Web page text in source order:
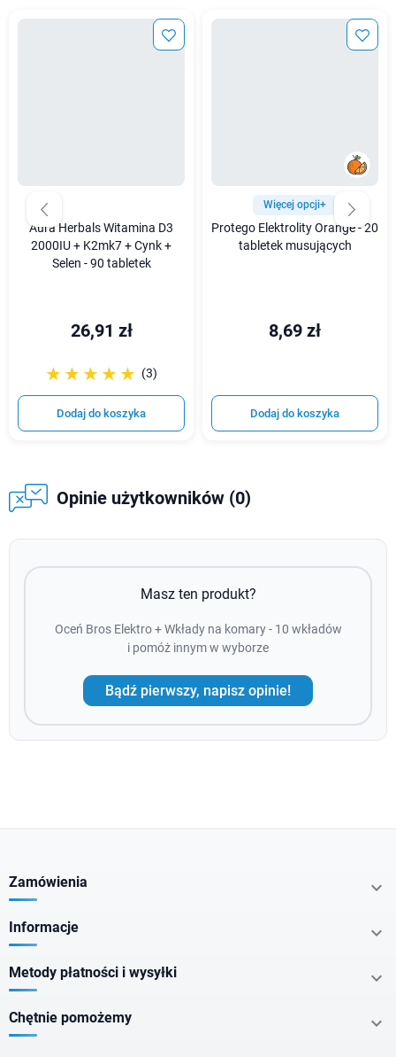
Aura Herbals Witamina D3
2000IU + K2mk7 + Cynk +
Selen - 90 tabletek
26,91 zł
☆☆☆☆☆
★★★★★ (3)
Dodaj do koszyka
Więcej opcji+
Protego Elektrolity Orange - 20
tabletek musujących
8,69 zł
Dodaj do koszyka
Opinie użytkowników (0)
Masz ten produkt?
Oceń Bros Elektro + Wkłady na komary - 10 wkładów
i pomóż innym w wyborze
Bądź pierwszy, napisz opinie!
Zamówienia 
Informacje 
Metody płatności i wysyłki 
Chętnie pomożemy 